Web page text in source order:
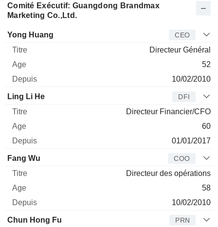
Comité Exécutif: Guangdong Brandmax
Marketing Co.,Ltd.
Dirigeant Titre
Yong Huang CEO
Directeur Général
52
10/02/2010
Ling Li He DFI
Directeur Financier/CFO
60
01/01/2017
Fang Wu COO
Directeur des opérations
58
10/02/2010
Chun Hong Fu PRN